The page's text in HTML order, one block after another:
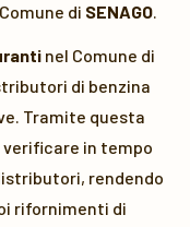
di SENAGO.
nel Comune di
di benzina
Tramite questa
in tempo
rendendo
rifornimenti di